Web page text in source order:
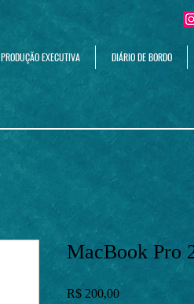
PRODUÇÃO EXECUTIVA DIÁRIO DE BORDO
MacBook Pro
R$ 200,00Preço